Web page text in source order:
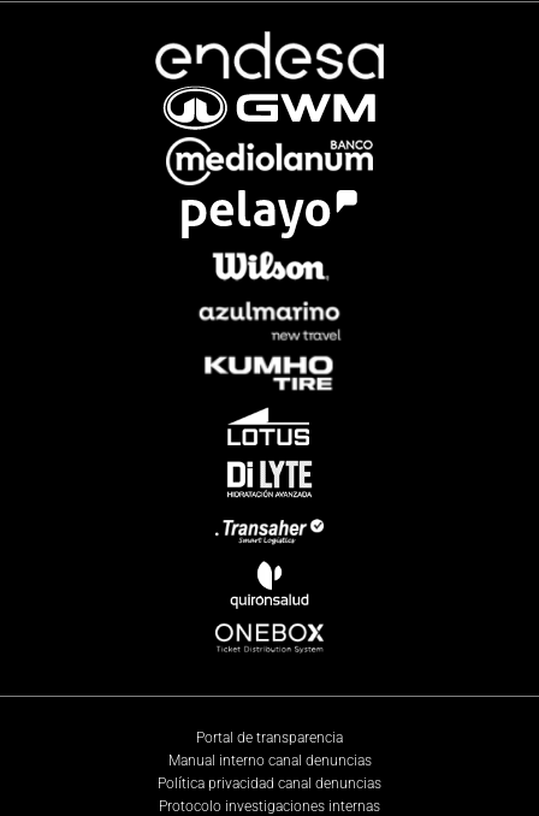
Portal de transparencia
Manual interno canal denuncias
Política privacidad canal denuncias
Protocolo investigaciones internas